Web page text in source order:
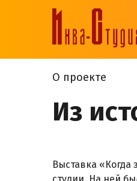
О проекте
Из
Выставка «Когда